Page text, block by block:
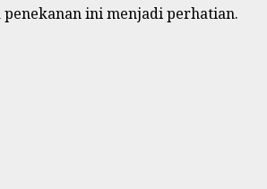
penekanan ini menjadi perhatian.